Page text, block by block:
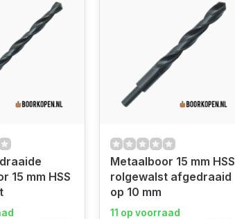
15 mm HSS
Metaalboor 15 mm HSS
rolgewalst afgedraaid
op 10 mm
11 op voorraad